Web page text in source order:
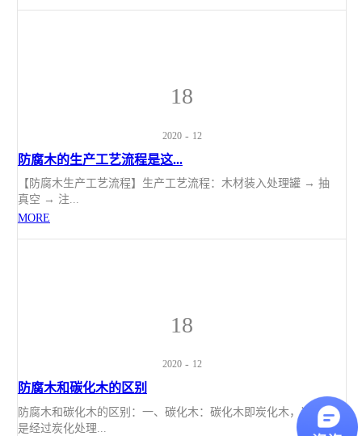
18
2020 - 12
防腐木的生产工艺流程是这...
【防腐木生产工艺流程】生产工艺流程：木材装入处理罐 → 抽
真空 → 注...
MORE
18
2020 - 12
防腐木和碳化木的区别
防腐木和碳化木的区别：一、碳化木：碳化木即炭化木，炭化木
是经过炭化处理...